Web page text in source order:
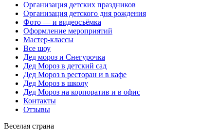
Организация детских праздников
Организация детского дня рождения
Фото — и видеосъёмка
Оформление мероприятий
Мастер-классы
Все шоу
Дед мороз и Снегурочка
Дед Мороз в детский сад
Дед Мороз в ресторан и в кафе
Дед Мороз в школу
Дед Мороз на корпоратив и в офис
Контакты
Отзывы
Веселая страна